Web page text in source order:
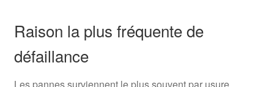
Raison la plus fréquente de
défaillance